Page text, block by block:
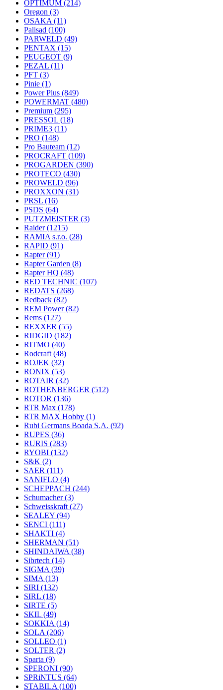
OPTIMUM (214)
Oregon (3)
OSAKA (11)
Palisad (100)
PARWELD (49)
PENTAX (15)
PEUGEOT (9)
PEZAL (11)
PFT (3)
Pinie (1)
Power Plus (849)
POWERMAT (480)
Premium (295)
PRESSOL (18)
PRIME3 (11)
PRO (148)
Pro Bauteam (12)
PROCRAFT (109)
PROGARDEN (390)
PROTECO (430)
PROWELD (96)
PROXXON (31)
PRSL (16)
PSDS (64)
PUTZMEISTER (3)
Raider(1215)
RAMIA s.r.o. (28)
RAPID (91)
Rapter(91)
Rapter Garden (8)
Rapter HQ (48)
RED TECHNIC (107)
REDATS (268)
Redback (82)
REM Power(82)
Rems (127)
REXXER (55)
RIDGID (182)
RITMO (40)
Rodcraft (48)
ROJEK (32)
RONIX (53)
ROTAIR (32)
ROTHENBERGER (512)
ROTOR (136)
RTR Max (178)
RTR MAX Hobby (1)
Rubi Germans Boada S.A. (92)
RUPES (36)
RURIS (283)
RYOBI (132)
S&K (2)
SAER (111)
SANIFLO (4)
SCHEPPACH (244)
Schumacher(3)
Schweisskraft (27)
SEALEY (94)
SENCI (111)
SHAKTI (4)
SHERMAN (51)
SHINDAIWA (38)
Sibrtech (14)
SIGMA (39)
SIMA (13)
SIRI (132)
SIRL (18)
SIRTE (5)
SKIL (49)
SOKKIA (14)
SOLA (206)
SOLLEO (1)
SOLTER (2)
Sparta (9)
SPERONI (90)
SPRiNTUS (64)
STABILA (100)